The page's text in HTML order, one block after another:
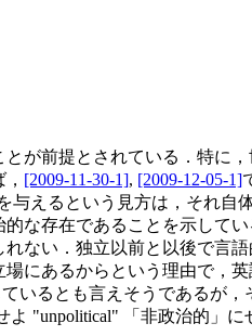
前提とされている．特に
[2009-11-30-1], [2009-12-05-1]
与えるという見方は，それ自
な存在であることを示して
ない．独立以前と以後で言
にあるからという理由で，
いるとも言えそうであるが
"unpolitical" 「非政治的」